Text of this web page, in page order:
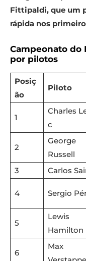
Fittipaldi, que um
rápida nos
Campeonato do
por pilotos
Posiç
ão
Piloto
1
Charles
c
2
George
Russell
3 Carlos
4 Sergio
5
Lewis
Hamilton
6
Max